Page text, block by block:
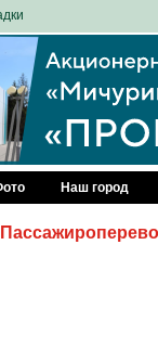
Наш город